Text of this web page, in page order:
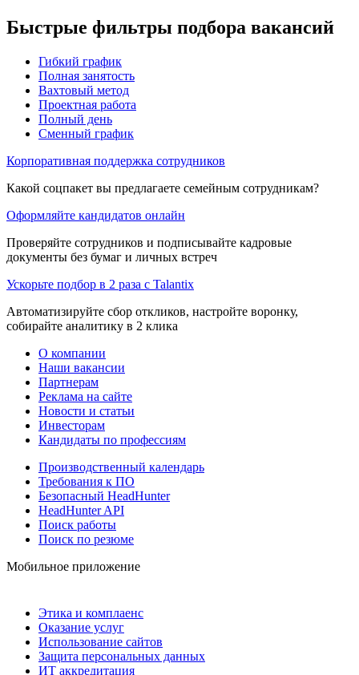
Быстрые фильтры подбора вакансий
Гибкий график
Полная занятость
Вахтовый метод
Проектная работа
Полный день
Сменный график
Корпоративная поддержка сотрудников
Какой соцпакет вы предлагаете семейным сотрудникам?
Оформляйте кандидатов онлайн
Проверяйте сотрудников и подписывайте кадровые
документы без бумаг и личных встреч
Ускорьте подбор в 2 раза с Talantix
Автоматизируйте сбор откликов, настройте воронку,
собирайте аналитику в 2 клика
О компании
Наши вакансии
Партнерам
Реклама на сайте
Новости и статьи
Инвесторам
Кандидаты по профессиям
Производственный календарь
Требования к ПО
Безопасный HeadHunter
HeadHunter API
Поиск работы
Поиск по резюме
Мобильное приложение
Этика и комплаенс
Оказание услуг
Использование сайтов
Защита персональных данных
ИТ аккредитация